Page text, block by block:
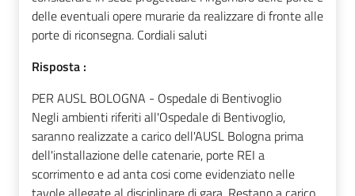
delle eventuali opere murarie da realizzare di fronte alle
porte di riconsegna. Cordiali saluti
Risposta :
PER AUSL BOLOGNA - Ospedale di Bentivoglio
Negli ambienti riferiti all'Ospedale di Bentivoglio,
saranno realizzate a carico dell'AUSL Bologna prima
dell'installazione delle catenarie, porte REI a
scorrimento e ad anta cosi come evidenziato nelle